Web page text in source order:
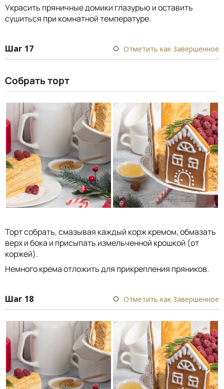
Украсить пряничные домики глазурью и оставить
сушиться при комнатной температуре.
Шаг 17 Отметить как Завершенное
Собрать торт
Торт собрать, смазывая каждый корж кремом, обмазать
верх и бока и присыпать измельченной крошкой (от
коржей).
Немного крема отложить для прикрепления пряников.
Шаг 18 Отметить как Завершенное